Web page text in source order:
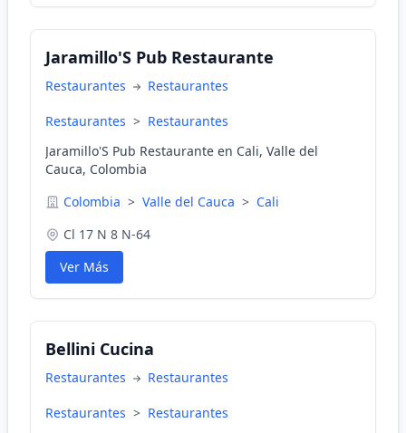
Jaramillo'S Pub Restaurante
Restaurantes Restaurantes
Restaurantes > Restaurantes
Jaramillo'S Pub Restaurante en Cali, Valle del
Cauca, Colombia
Colombia > Valle del Cauca > Cali
Cl 17 N 8 N-64
Ver Más
Bellini Cucina
Restaurantes Restaurantes
Restaurantes > Restaurantes